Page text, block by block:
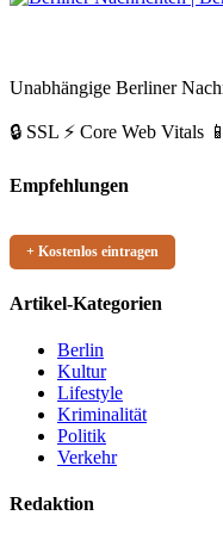
Beiträge
Unabhängige Berliner
🔒 SSL ⚡ Core Web Vitals
Empfehlungen
+ Kostenlos eintragen
Artikel-Kategorien
Berlin
Kultur
Lifestyle
Kriminalität
Politik
Verkehr
Redaktion